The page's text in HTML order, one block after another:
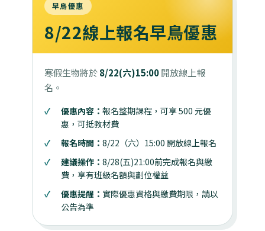
早鳥優惠
8/22線上報名早鳥優惠
寒假生物將於8/22(六)15:00開放線上報
名。
優惠內容： 報名整期課程，可享 500 元優
惠，可抵教材費
報名時間： 8/22（六）15:00 開放線上報名
建議操作： 8/28(五)21:00前完成報名與繳
費，享有班級名額與劃位權益
優惠提醒： 實際優惠資格與繳費期限，請以
公告為準